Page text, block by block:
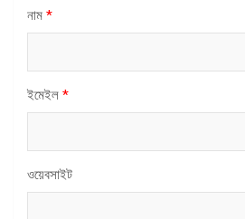
নাম *
ইমেইল *
ওয়েবসাইট